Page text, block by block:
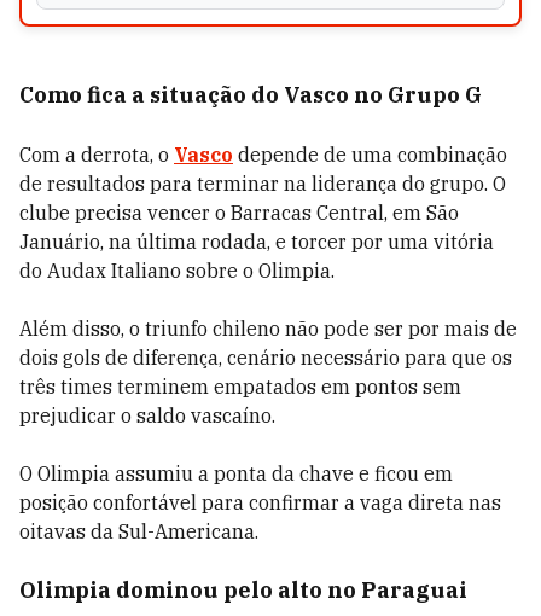
Como fica a situação do Vasco no Grupo G
Com a derrota, o Vasco depende de uma combinação
de resultados para terminar na liderança do grupo. O
clube precisa vencer o Barracas Central, em São
Januário, na última rodada, e torcer por uma vitória
do Audax Italiano sobre o Olimpia.
Além disso, o triunfo chileno não pode ser por mais de
dois gols de diferença, cenário necessário para que os
três times terminem empatados em pontos sem
prejudicar o saldo vascaíno.
O Olimpia assumiu a ponta da chave e ficou em
posição confortável para confirmar a vaga direta nas
oitavas da Sul-Americana.
Olimpia dominou pelo alto no Paraguai